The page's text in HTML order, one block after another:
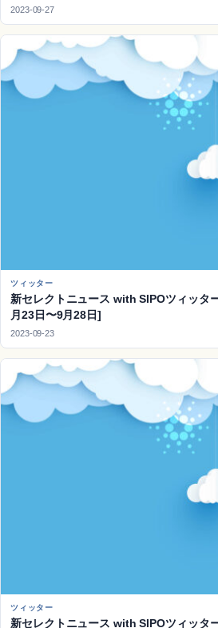
2023-09-27
ツィッター
新セレクトニュース with SIPOツィッタ
月23日〜9月28日]
2023-09-23
ツィッター
新セレクトニュース with SIPOツィッタ